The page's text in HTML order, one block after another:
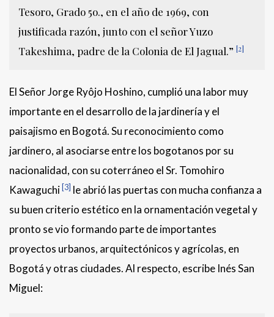
Tesoro, Grado 5o., en el año de 1969, con
justificada razón, junto con el señor Yuzo
Takeshima, padre de la Colonia de El Jagual.” [2]
El Señor Jorge Ryôjo Hoshino, cumplió una labor muy
importante en el desarrollo de la jardinería y el
paisajismo en Bogotá. Su reconocimiento como
jardinero, al asociarse entre los bogotanos por su
nacionalidad, con su coterráneo el Sr. Tomohiro
Kawaguchi [3] le abrió las puertas con mucha confianza a
su buen criterio estético en la ornamentación vegetal y
pronto se vio formando parte de importantes
proyectos urbanos, arquitectónicos y agrícolas, en
Bogotá y otras ciudades. Al respecto, escribe Inés San
Miguel: